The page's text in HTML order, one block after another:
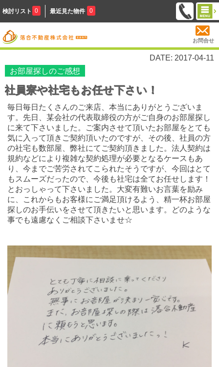
検討リスト 0 最近見た物件 0
お問合せ
DATE: 2017-04-11
お部屋探しのご感想
社員寮や社宅もお任せ下さい！
毎日毎日たくさんのご来店、本当にありがとうございま
す。先日、某会社の代表取締役の方がご自身のお部屋探し
に来て下さいました。ご案内させて頂いたお部屋をとても
気に入って頂きご契約頂いたのですが、その後、社員の方
の社宅も数部屋、弊社にてご契約頂きました。法人契約は
規約などにより複雑な契約処理が必要となるケースもあ
り、今までご苦労されてこられたそうですが、今回はとて
もスムーズだったので、今後も社宅は全てお任せします！
とおっしゃって下さいました。大変有難いお言葉を励み
に、これからもお客様にご満足頂けるよう、精一杯お部屋
探しのお手伝いをさせて頂きたいと思います。どのような
事でも遠慮なくご相談下さいませ☆